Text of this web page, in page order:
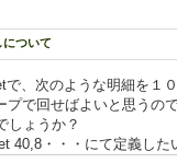
ついて
、次のような明細を１
で回せばよいと思うの
しょうか？
40,8・・・にて定義した